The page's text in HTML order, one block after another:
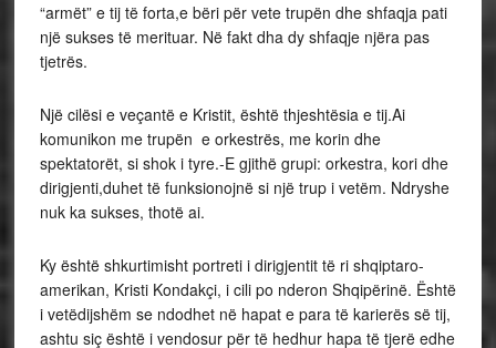
“armët” e tij të forta,e bëri për vete trupën dhe shfaqja pati
një sukses të merituar. Në fakt dha dy shfaqje njëra pas
tjetrës.
Një cilësi e veçantë e Kristit, është thjeshtësia e tij.Ai
komunikon me trupën e orkestrës, me korin dhe
spektatorët, si shok i tyre.-E gjithë grupi: orkestra, kori dhe
dirigjenti,duhet të funksionojnë si një trup i vetëm. Ndryshe
nuk ka sukses, thotë ai.
Ky është shkurtimisht portreti i dirigjentit të ri shqiptaro-
amerikan, Kristi Kondakçi, i cili po nderon Shqipërinë. Është
i vetëdijshëm se ndodhet në hapat e para të karierës së tij,
ashtu siç është i vendosur për të hedhur hapa të tjerë edhe